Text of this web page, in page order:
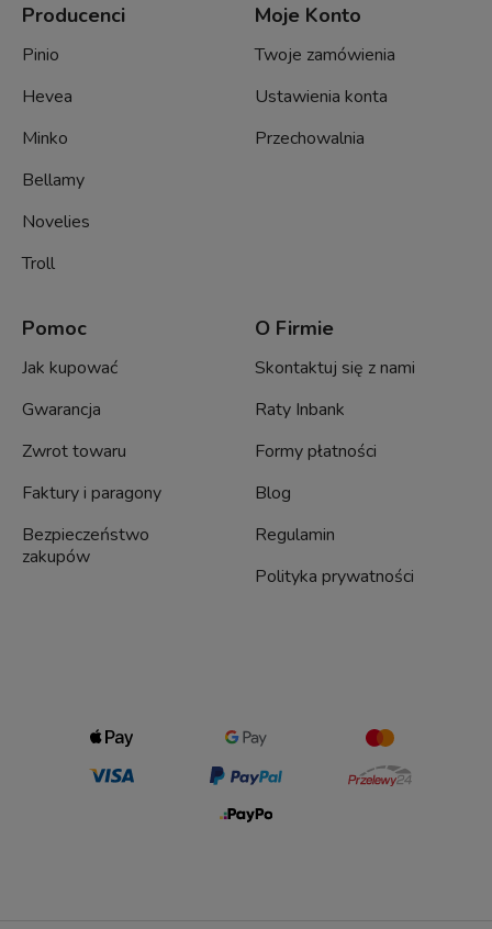
Producenci
Pinio
Hevea
Minko
Bellamy
Novelies
Troll
Moje Konto
Twoje zamówienia
Ustawienia konta
Przechowalnia
Pomoc
Jak kupować
Gwarancja
Zwrot towaru
Faktury i paragony
Bezpieczeństwo
zakupów
O Firmie
Skontaktuj się z nami
Raty Inbank
Formy płatności
Blog
Regulamin
Polityka prywatności